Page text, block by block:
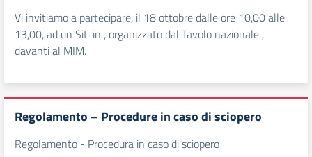
Vi invitiamo a partecipare, il 18 ottobre dalle ore 10,00 alle
13,00, ad un Sit-in , organizzato dal Tavolo nazionale ,
davanti al MIM.
Regolamento – Procedure in caso di sciopero
Regolamento - Procedura in caso di sciopero